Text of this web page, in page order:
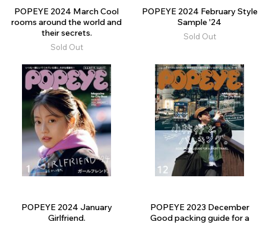
POPEYE 2024 March Cool
rooms around the world and
their secrets.
Sold Out
POPEYE 2024 February Style
Sample '24
Sold Out
POPEYE 2024 January
Girlfriend.
POPEYE 2023 December
Good packing guide for a